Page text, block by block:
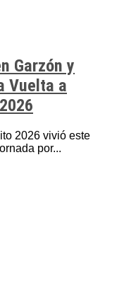
Garzón y
Vuelta a
2026 vivió este
por...